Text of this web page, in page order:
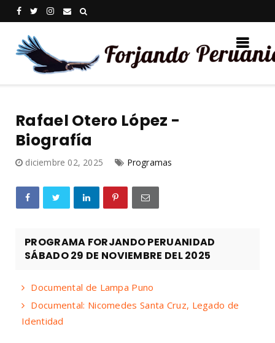
Rafael Otero López -
Biografía
diciembre 02, 2025 Programas
PROGRAMA FORJANDO PERUANIDAD
SÁBADO 29 DE NOVIEMBRE DEL 2025
Documental de Lampa Puno
Documental: Nicomedes Santa Cruz, Legado de
Identidad